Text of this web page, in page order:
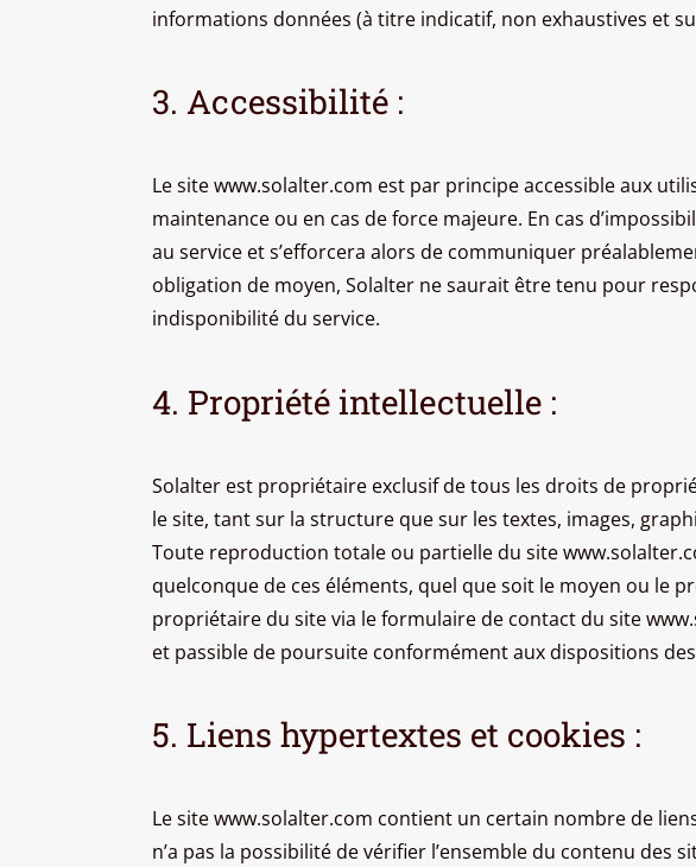
informations données (à titre indicatif, non exhaustives et
3. Accessibilité :
Le site www.solalter.com est par principe accessible aux
maintenance ou en cas de force majeure. En cas
au service et s’efforcera alors de communiquer
obligation de moyen, Solalter ne saurait être tenu pour
indisponibilité du service.
4. Propriété intellectuelle :
Solalter est propriétaire exclusif de tous les droits de
le site, tant sur la structure que sur les textes, images,
Toute reproduction totale ou partielle du site
quelconque de ces éléments, quel que soit le moyen ou le
propriétaire du site via le formulaire de contact du site
et passible de poursuite conformément aux dispositions
5. Liens hypertextes et cookies :
Le site www.solalter.com contient un certain nombre de
n’a pas la possibilité de vérifier l’ensemble du contenu